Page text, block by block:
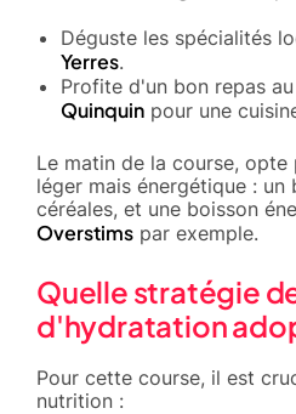
Déguste les spécialités
Yerres.
Profite d'un bon repas au
Quinquin pour une
Le matin de la course,
léger mais énergétique : un
céréales, et une boisson
Overstims par exemple.
Quelle stratégie
d'hydratation
Pour cette course, il est
nutrition :